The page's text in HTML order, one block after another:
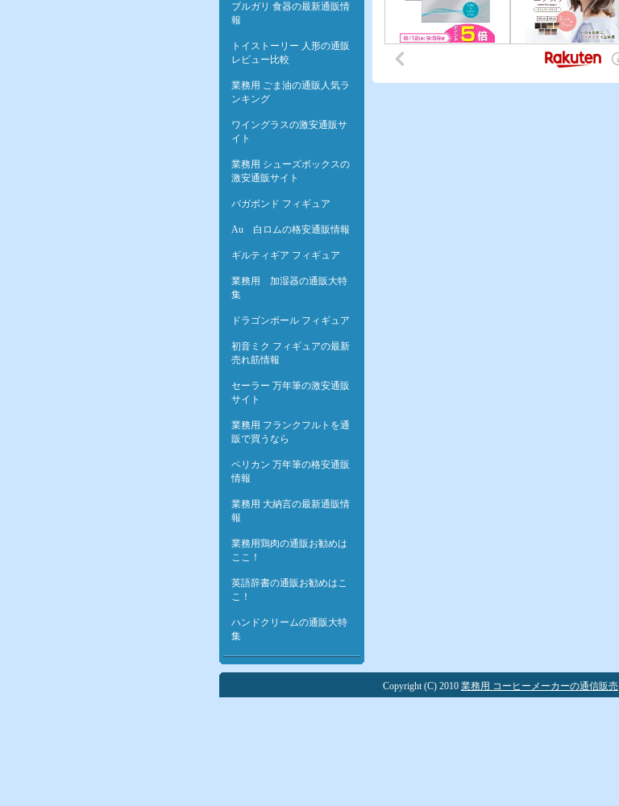
ブルガリ 食器の最新通販情
報
トイストーリー 人形の通販
レビュー比較
業務用 ごま油の通販人気ラ
ンキング
ワイングラスの激安通販サ
イト
業務用 シューズボックスの
激安通販サイト
バガボンド フィギュア
Au 白ロムの格安通販情報
ギルティギア フィギュア
業務用 加湿器の通販大特
集
ドラゴンボール フィギュア
初音ミク フィギュアの最新
売れ筋情報
セーラー 万年筆の激安通販
サイト
業務用 フランクフルトを通
販で買うなら
ペリカン 万年筆の格安通販
情報
業務用 大納言の最新通販情
報
業務用鶏肉の通販お勧めは
ここ！
英語辞書の通販お勧めはこ
こ！
ハンドクリームの通販大特
集
Copyright (C) 2010 業務用 コーヒーメーカーの通信販売